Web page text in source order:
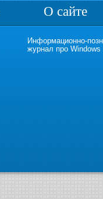
О сайте
Информационно-
журнал про Windows